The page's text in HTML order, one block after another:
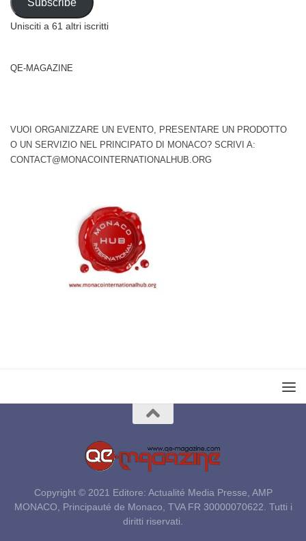
Unisciti a 61 altri iscritti
QE-MAGAZINE
VUOI ORGANIZZARE UN EVENTO, PRESENTARE UN PRODOTTO
O UN SERVIZIO NEL PRINCIPATO DI MONACO? SCRIVI A:
CONTACT@MONACOINTERNATIONALHUB.ORG
Copyright © 2021 Editore: Actualité Media Presse, AMP
MONACO, Principauté de Monaco, TVA FR 30000070622. Tutti i
diritti riservati.